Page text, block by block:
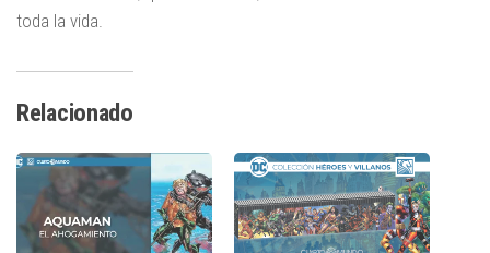
toda la vida.
Relacionado